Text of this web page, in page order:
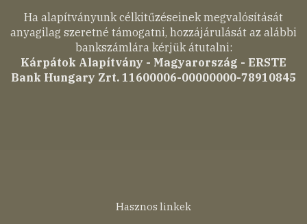
Ha alapítványunk célkitűzéseinek megvalósítását
anyagilag szeretné támogatni, hozzájárulását az alábbi
bankszámlára kérjük átutalni:
Kárpátok Alapítvány - Magyarország - ERSTE
Bank Hungary Zrt. 11600006-00000000-78910845
Hasznos linkek